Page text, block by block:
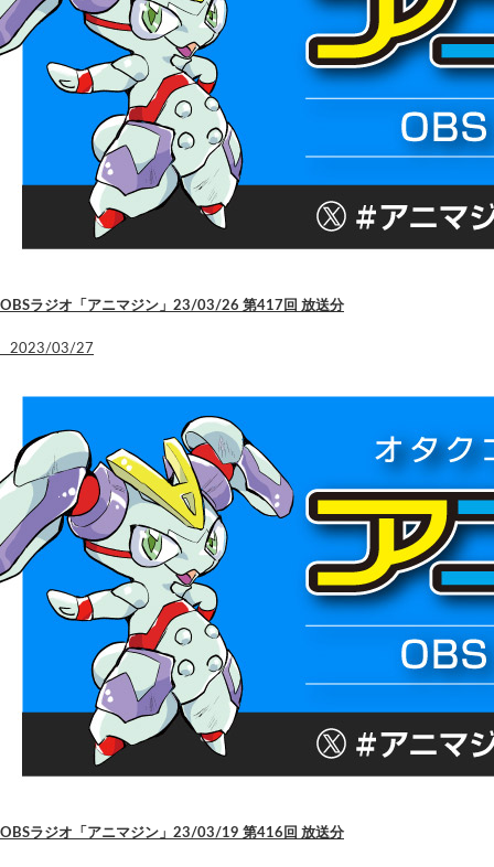
OBSラジオ「アニマジン」23/03/26 第417回 放送分
2023/03/27
OBSラジオ「アニマジン」23/03/19 第416回 放送分